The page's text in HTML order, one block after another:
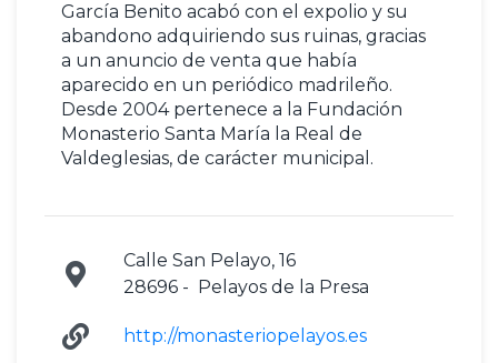
García Benito acabó con el expolio y su
abandono adquiriendo sus ruinas, gracias
a un anuncio de venta que había
aparecido en un periódico madrileño.
Desde 2004 pertenece a la Fundación
Monasterio Santa María la Real de
Valdeglesias, de carácter municipal.
Calle San Pelayo, 16
28696 - Pelayos de la Presa
http://monasteriopelayos.es